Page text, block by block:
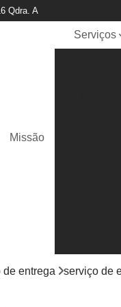
Qdra. A
Missão
Serviços
de entrega serviço de